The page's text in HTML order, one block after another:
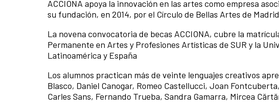
ACCIONA apoya la innovación en las artes como empresa
su fundación, en 2014, por el Círculo de Bellas Artes de
La novena convocatoria de becas ACCIONA, cubre la
Permanente en Artes y Profesiones Artísticas de SUR y la
Latinoamérica y España
Los alumnos practican más de veinte lenguajes creativos
Blasco, Daniel Canogar, Romeo Castellucci, Joan
Carles Sans, Fernando Trueba, Sandra Gamarra, Mircea